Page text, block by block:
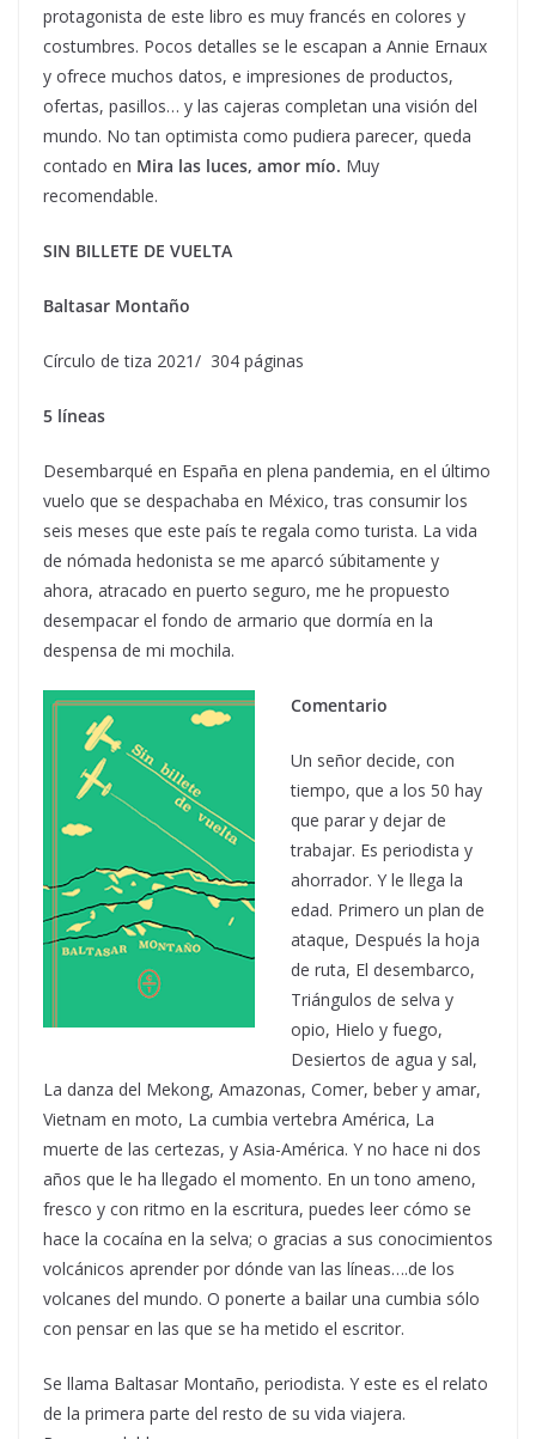
protagonista de este libro es muy francés en colores y
costumbres. Pocos detalles se le escapan a Annie Ernaux
y ofrece muchos datos, e impresiones de productos,
ofertas, pasillos… y las cajeras completan una visión del
mundo. No tan optimista como pudiera parecer, queda
contado en Mira las luces, amor mío. Muy
recomendable.
SIN BILLETE DE VUELTA
Baltasar Montaño
Círculo de tiza 2021/ 304 páginas
5 líneas
Desembarqué en España en plena pandemia, en el último
vuelo que se despachaba en México, tras consumir los
seis meses que este país te regala como turista. La vida
de nómada hedonista se me aparcó súbitamente y
ahora, atracado en puerto seguro, me he propuesto
desempacar el fondo de armario que dormía en la
despensa de mi mochila.
Comentario
Un señor decide, con
tiempo, que a los 50 hay
que parar y dejar de
trabajar. Es periodista y
ahorrador. Y le llega la
edad. Primero un plan de
ataque, Después la hoja
de ruta, El desembarco,
Triángulos de selva y
opio, Hielo y fuego,
Desiertos de agua y sal,
La danza del Mekong, Amazonas, Comer, beber y amar,
Vietnam en moto, La cumbia vertebra América, La
muerte de las certezas, y Asia-América. Y no hace ni dos
años que le ha llegado el momento. En un tono ameno,
fresco y con ritmo en la escritura, puedes leer cómo se
hace la cocaína en la selva; o gracias a sus conocimientos
volcánicos aprender por dónde van las líneas….de los
volcanes del mundo. O ponerte a bailar una cumbia sólo
con pensar en las que se ha metido el escritor.
Se llama Baltasar Montaño, periodista. Y este es el relato
de la primera parte del resto de su vida viajera.